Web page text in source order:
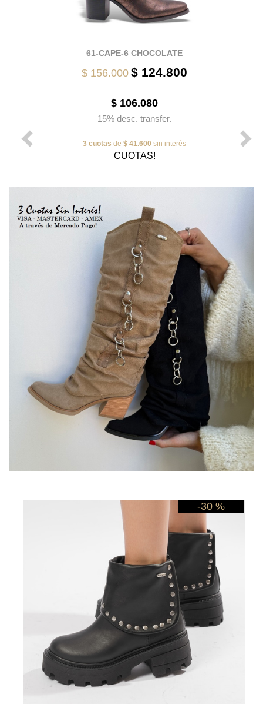
61-CAPE-6 CHOCOLATE
$ 156.000 $ 124.800
$ 106.080
15% desc. transfer.
3 cuotas de $ 41.600 sin interés
CUOTAS!
-30 %